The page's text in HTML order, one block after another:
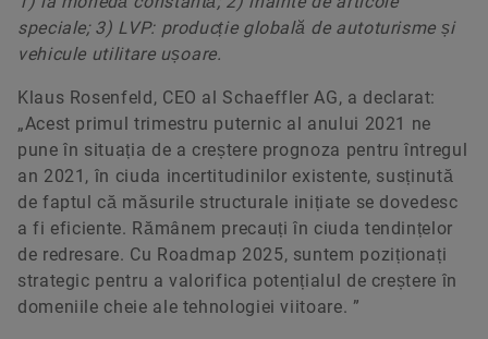
speciale; 3) LVP: producție globală de autoturisme și
vehicule utilitare ușoare.
Klaus Rosenfeld, CEO al Schaeffler AG, a declarat:
„Acest primul trimestru puternic al anului 2021 ne
pune în situația de a creștere prognoza pentru întregul
an 2021, în ciuda incertitudinilor existente, susținută
de faptul că măsurile structurale inițiate se dovedesc
a fi eficiente. Rămânem precauți în ciuda tendințelor
de redresare. Cu Roadmap 2025, suntem poziționați
strategic pentru a valorifica potențialul de creștere în
domeniile cheie ale tehnologiei viitoare. ”